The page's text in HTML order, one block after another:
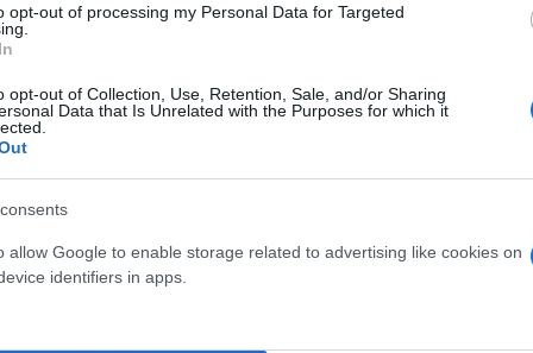
opt-out of processing my Personal Data for Targeted
opt-out of Collection, Use, Retention, Sale, and/or Sharing
Data that Is Unrelated with the Purposes for which it
allow Google to enable storage related to advertising like cookies on
identifiers in apps.
μηχάνημα συνέχισε να πηγαίνει με την ίδια
ανέφερε ο αδερφός του 19χρονου. Όπως είπε,
στο λούνα παρκ, να σταματήσει το μηχάνημα.
κανένας από το λούνα παρκ για να τους
ο κύριος που δήλωνε ιδιοκτήτης», είπε.
μικρό, να στηριχθούμε όλοι μαζί», κατέληξε
έφυγε άδικα».